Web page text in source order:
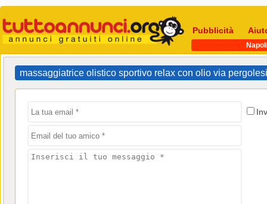
Pubblicità
Napoli
massaggiatrice olistico sportivo relax con olio via